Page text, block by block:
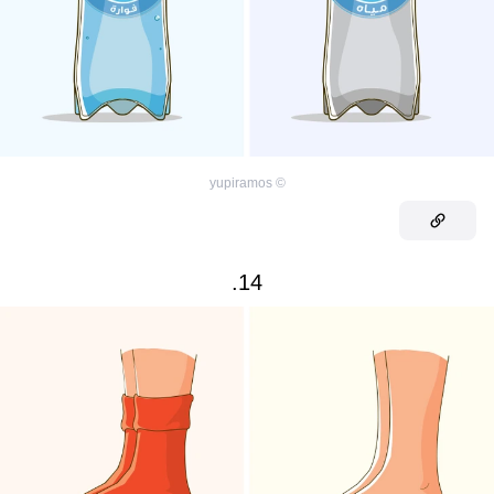
©
yupiramos
14.